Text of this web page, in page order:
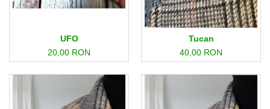
UFO
20,00 RON
Tucan
40,00 RON